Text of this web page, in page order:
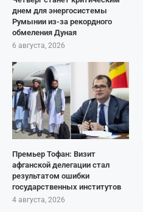
днем для энергосистемы
Румынии из-за рекордного
обмеления Дуная
6 августа, 2026
Премьер Тофан: Визит
афганской делегации стал
результатом ошибки
государственных институтов
4 августа, 2026